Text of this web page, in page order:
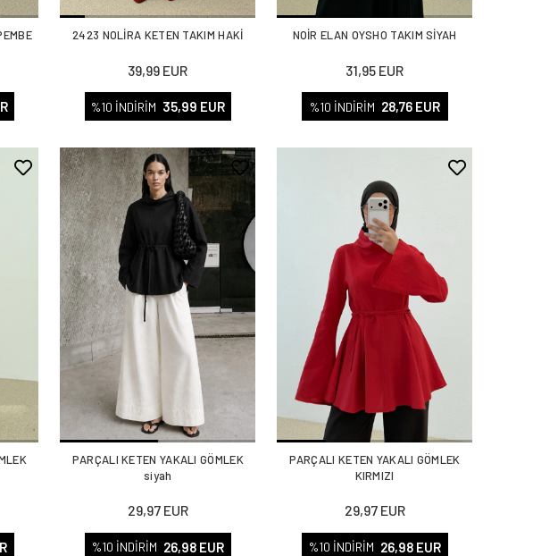
2423 NOLİRA KETEN TAKIM HAKİ
39,99 EUR
%10 İNDİRİM 35,99 EUR
NOİR ELAN OYSHO TAKIM SİYAH
31,95 EUR
%10 İNDİRİM 28,76 EUR
PARÇALI KETEN YAKALI GÖMLEK
siyah
29,97 EUR
%10 İNDİRİM 26,98 EUR
PARÇALI KETEN YAKALI GÖMLEK
KIRMIZI
29,97 EUR
%10 İNDİRİM 26,98 EUR